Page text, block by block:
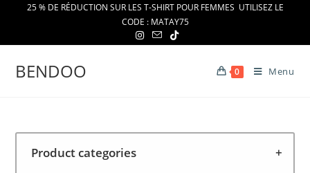
content
25 % DE RÉDUCTION SUR LES T-SHIRT POUR FEMMES UTILISEZ LE
CODE : MATAY75
BENDOO 0 Menu
Product categories +